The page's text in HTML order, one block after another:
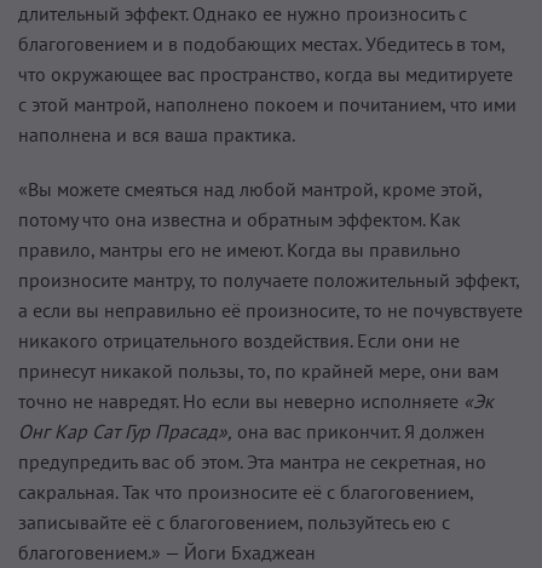
длительный эффект. Однако ее нужно произносить с
благоговением и в подобающих местах. Убедитесь в том,
что окружающее вас пространство, когда вы медитируете
с этой мантрой, наполнено покоем и почитанием, что ими
наполнена и вся ваша практика.
«Вы можете смеяться над любой мантрой, кроме этой,
потому что она известна и обратным эффектом. Как
правило, мантры его не имеют. Когда вы правильно
произносите мантру, то получаете положительный эффект,
а если вы неправильно её произносите, то не почувствуете
никакого отрицательного воздействия. Если они не
принесут никакой пользы, то, по крайней мере, они вам
точно не навредят. Но если вы неверно исполняете «Эк
Онг Кар Сат Гур Прасад», она вас прикончит. Я должен
предупредить вас об этом. Эта мантра не секретная, но
сакральная. Так что произносите её с благоговением,
записывайте её с благоговением, пользуйтесь ею с
благоговением.» — Йоги Бхаджеан